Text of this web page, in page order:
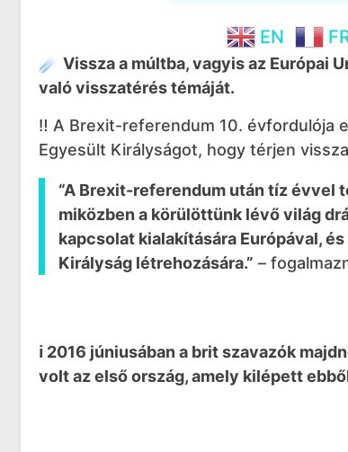
EN
☄️ Vissza a múltba, vagyis az Európai
való visszatérés témáját.
‼️ A Brexit-referendum 10. évfordulója
Egyesült Királyságot, hogy térjen
“A Brexit-referendum után tíz évvel
miközben a körülöttünk lévő világ
kapcsolat kialakítására Európával,
Királyság létrehozására.” –
ℹ️ 2016 júniusában a brit szavazók
volt az első ország, amely kilépett